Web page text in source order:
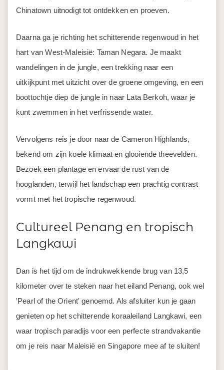
Chinatown uitnodigt tot ontdekken en proeven.
Daarna ga je richting het schitterende regenwoud in het
hart van West-Maleisië: Taman Negara. Je maakt
wandelingen in de jungle, een trekking naar een
uitkijkpunt met uitzicht over de groene omgeving, en een
boottochtje diep de jungle in naar Lata Berkoh, waar je
kunt zwemmen in het verfrissende water.
Vervolgens reis je door naar de Cameron Highlands,
bekend om zijn koele klimaat en glooiende theevelden.
Bezoek een plantage en ervaar de rust van de
hooglanden, terwijl het landschap een prachtig contrast
vormt met het tropische regenwoud.
Cultureel Penang en tropisch
Langkawi
Dan is het tijd om de indrukwekkende brug van 13,5
kilometer over te steken naar het eiland Penang, ook wel
'Pearl of the Orient' genoemd. Als afsluiter kun je gaan
genieten op het schitterende koraaleiland Langkawi, een
waar tropisch paradijs voor een perfecte strandvakantie
om je reis naar Maleisië en Singapore mee af te sluiten!